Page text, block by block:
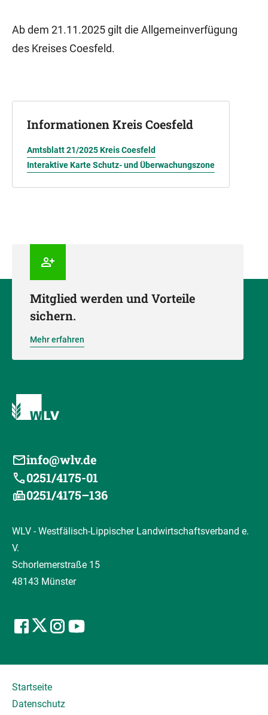
Ab dem 21.11.2025 gilt die Allgemeinverfügung
des Kreises Coesfeld.
Informationen Kreis Coesfeld
Amtsblatt 21/2025 Kreis Coesfeld
Interaktive Karte Schutz- und Überwachungszone
Mitglied werden und Vorteile
sichern.
Mehr erfahren
info@wlv.de
0251/4175-01
0251/4175–136
WLV - Westfälisch-Lippischer Landwirtschaftsverband e.
V.
Schorlemerstraße 15
48143 Münster
Startseite
Datenschutz